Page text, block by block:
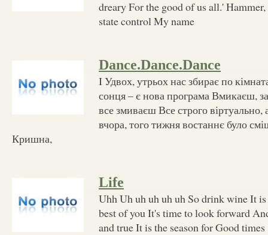
dreary For the good of us all.'
state control My name
Dance.Dance.Dance
I Удвох, утрьох нас збирає по
сонця – є нова програма Вмикаєш,
все змиваєш Все строго
вчора, того тижня востаннє було
Кришна,
Life
Uhh Uh uh uh uh uh So drink wine It
best of you It's time to look forward
and true It is the season for Good times